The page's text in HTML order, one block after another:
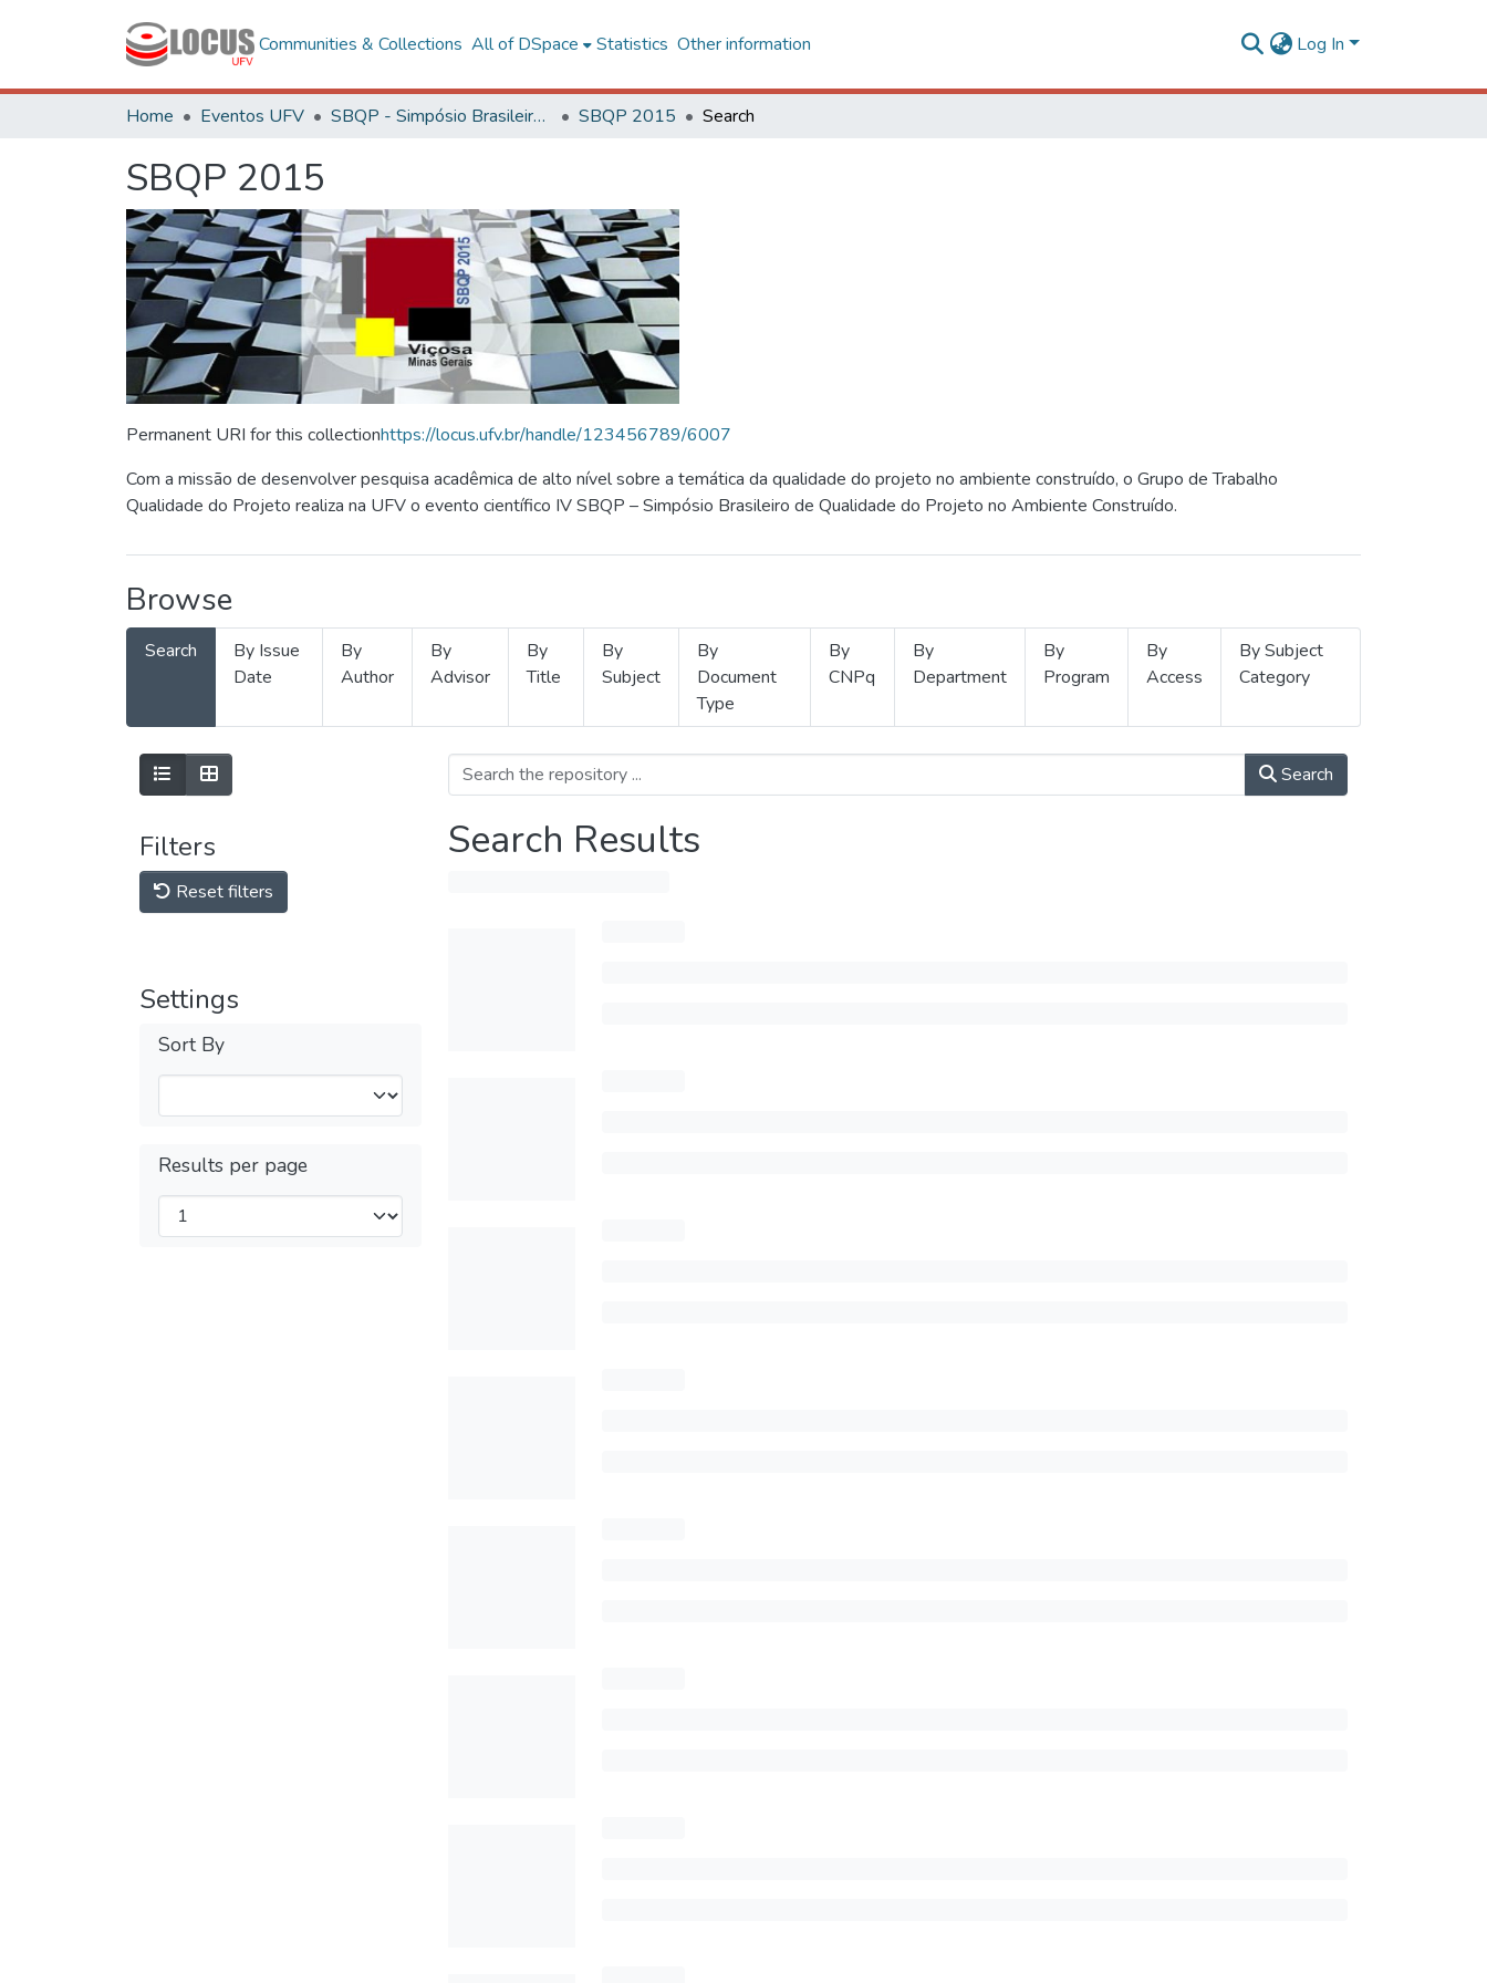
Communities & Collections All of DSpace Statistics Other information Log In
Home Eventos UFV SBQP - Simpósio Brasileiro de Qualidade do Projeto no Ambiente Construído SBQP 2015 Search
SBQP 2015
Permanent URI for this collectionhttps://locus.ufv.br/handle/123456789/6007
Com a missão de desenvolver pesquisa acadêmica de alto nível sobre a temática da qualidade do projeto no ambiente construído, o Grupo de Trabalho
Qualidade do Projeto realiza na UFV o evento científico IV SBQP – Simpósio Brasileiro de Qualidade do Projeto no Ambiente Construído.
Browse
Search
By Issue
Date
By
Author
By
Advisor
By
Title
By
Subject
By
Document
Type
By
CNPq
By
Department
By
Program
By
Access
By Subject
Category
Filters
Reset filters
Settings
Sort By
Results per page
Search
Search Results